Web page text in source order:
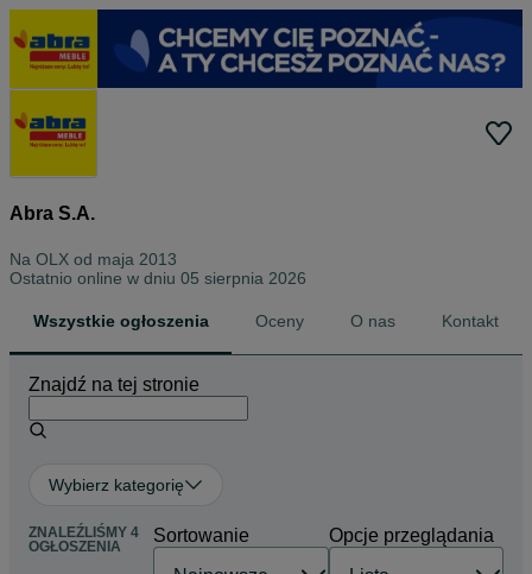
Abra S.A.
Na OLX od maja 2013
Ostatnio online w dniu 05 sierpnia 2026
Wszystkie ogłoszenia Oceny O nas Kontakt
Znajdź na tej stronie
Wybierz kategorię
ZNALEŹLIŚMY 4
OGŁOSZENIA
Sortowanie Opcje przeglądania